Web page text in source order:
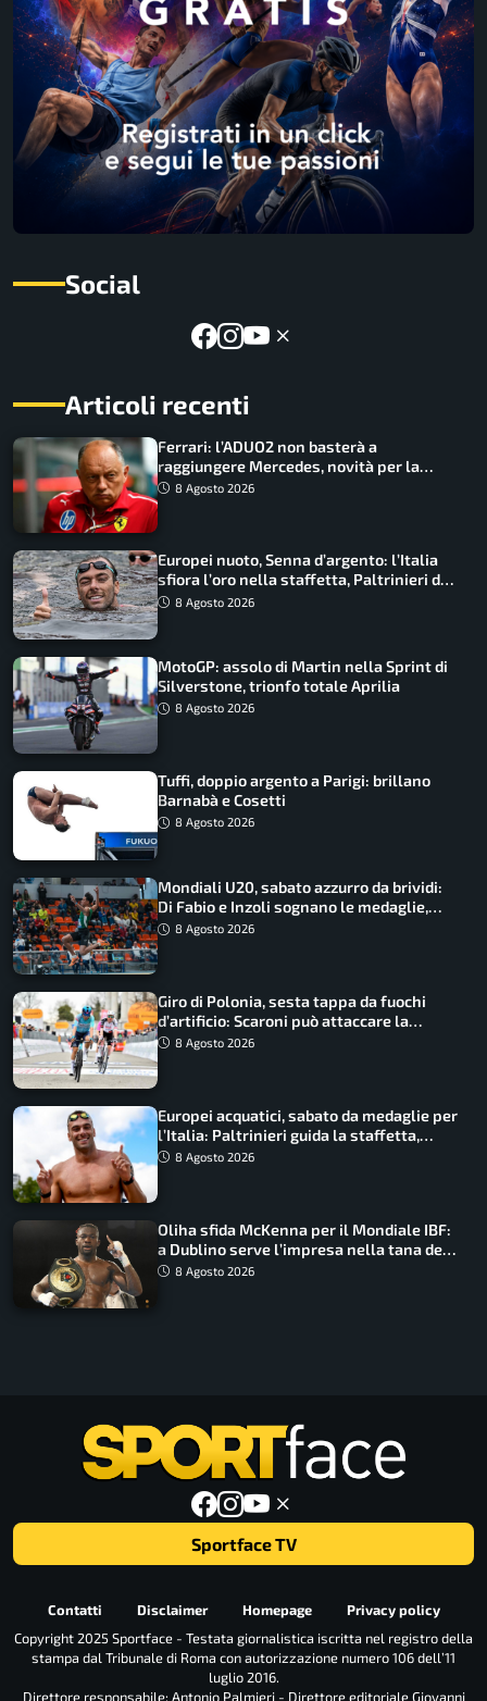
Social
Articoli recenti
Ferrari: l’ADUO2 non basterà a
raggiungere Mercedes, novità per la
Macarena
8 Agosto 2026
Europei nuoto, Senna d’argento: l’Italia
sfiora l’oro nella staffetta, Paltrinieri da
urlo, il bilancio azzurro
8 Agosto 2026
MotoGP: assolo di Martin nella Sprint di
Silverstone, trionfo totale Aprilia
8 Agosto 2026
Tuffi, doppio argento a Parigi: brillano
Barnabà e Cosetti
8 Agosto 2026
Mondiali U20, sabato azzurro da brividi:
Di Fabio e Inzoli sognano le medaglie,
Castellani e Succo in finale
8 Agosto 2026
Giro di Polonia, sesta tappa da fuochi
d’artificio: Scaroni può attaccare la
maglia di Lemmen
8 Agosto 2026
Europei acquatici, sabato da medaglie per
l’Italia: Paltrinieri guida la staffetta,
Barnabà sogna l’oro dalle grandi altezze
8 Agosto 2026
Oliha sfida McKenna per il Mondiale IBF:
a Dublino serve l’impresa nella tana del
lupo8 Agosto 2026
Sportface TV
Contatti Disclaimer Homepage
Privacy policy
Copyright 2025 Sportface - Testata giornalistica iscritta nel registro della
stampa dal Tribunale di Roma con autorizzazione numero 106 dell’11
luglio 2016.
Direttore responsabile: Antonio Palmieri - Direttore editoriale Giovanni